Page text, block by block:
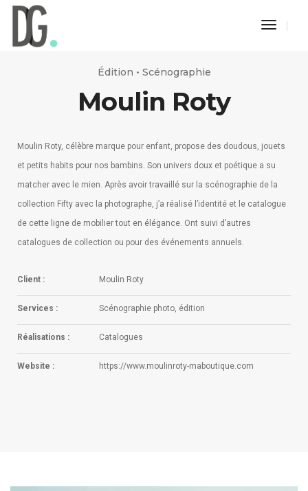
Toggle
Édition • Scénographie
Moulin Roty
Moulin Roty, célèbre marque pour enfant, propose des doudous, jouets
et petits habits pour nos bambins. Son univers doux et poétique a su
matcher avec le mien. Après avoir travaillé sur la scénographie de la
collection Fifty avec la photographe, j’a réalisé l’identité et le catalogue
de cette ligne de mobilier tout en élégance. Ont suivi d’autres
catalogues de collection ou pour des événements annuels.
Client : Moulin Roty
Services : Scénographie photo, édition
Réalisations : Catalogues
Website : https://www.moulinroty-maboutique.com